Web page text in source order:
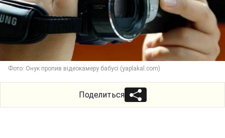
Фото: Онук пропив відеокамеру бабусі (yaplakal.com)
Поделиться